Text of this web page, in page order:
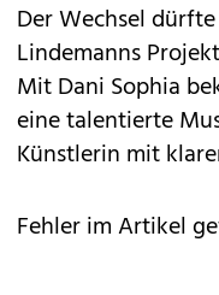
Der Wechsel
Lindemanns
Mit Dani Sophia
eine talentierte
Künstlerin mit
Fehler im Artikel